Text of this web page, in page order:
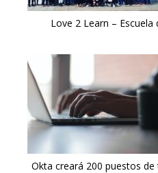
Love 2 Learn –
Okta creará 200 puestos